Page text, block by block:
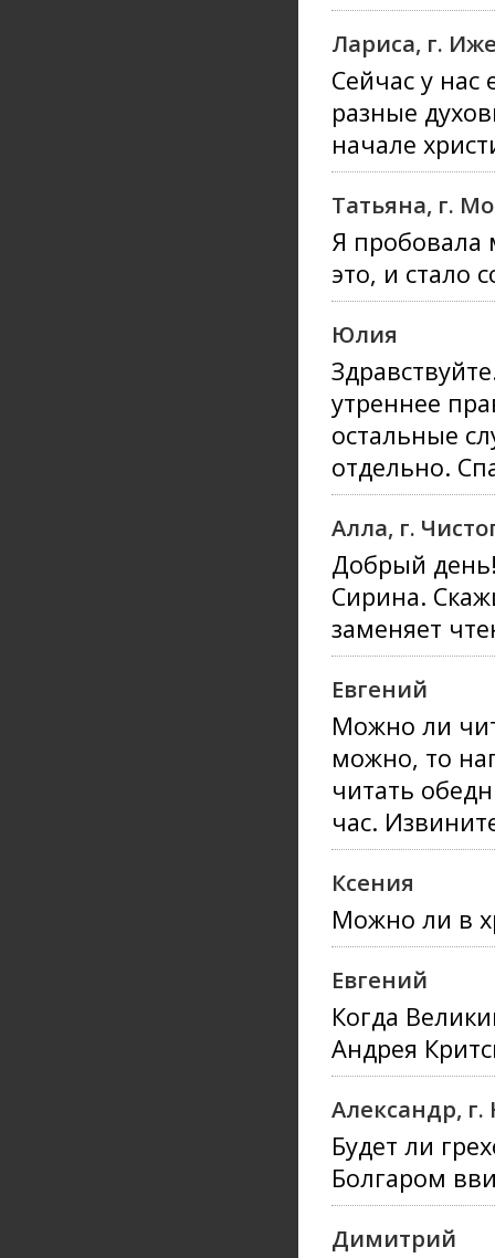
Лариса, г.
Сейчас у
разные
начале
Татьяна, г.
Я пробовала
это, и стало
Юлия
утреннее
остальные
отдельно.
Алла, г.
Добрый
Сирина.
заменяет
Евгений
Можно ли
можно, то
читать
час.
Ксения
Можно ли в
Евгений
Когда
Андрея
Александр,
Будет ли
Болгаром
Димитрий